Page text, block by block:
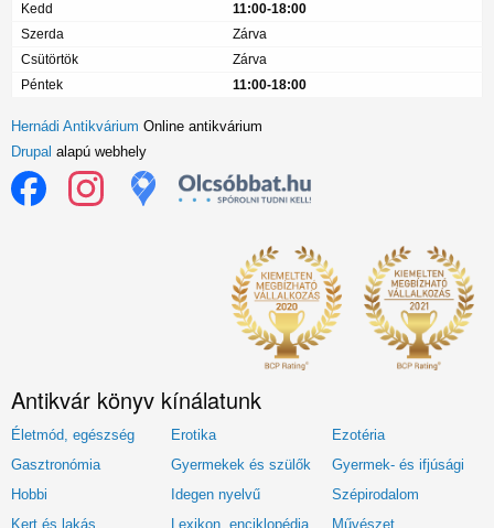
Kedd
11:00-18:00
Szerda
Zárva
Csütörtök
Zárva
Péntek
11:00-18:00
Hernádi Antikvárium Online antikvárium
Drupal alapú webhely
Antikvár könyv kínálatunk
Életmód, egészség Erotika
Ezotéria
Gasztronómia
Gyermekek és szülők
Gyermek- és ifjúsági
Hobbi
Idegen nyelvű
Szépirodalom
Kert és lakás
Lexikon, enciklopédia Művészet